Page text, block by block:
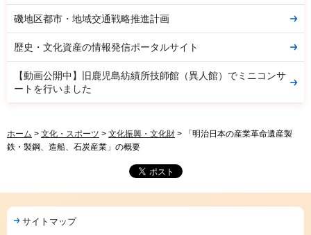
磯地区都市・地域交通戦略推進計画
歴史・文化資産の情報発信ポータルサイト
【動画公開中】旧鹿児島紡績所技師館（異人館）でミニコンサ
ートを行いました
ホーム > 文化・スポーツ > 文化振興・文化財 > 「明治日本の産業革命遺産製
鉄・製鋼、造船、石炭産業」の概要
サイトマップ